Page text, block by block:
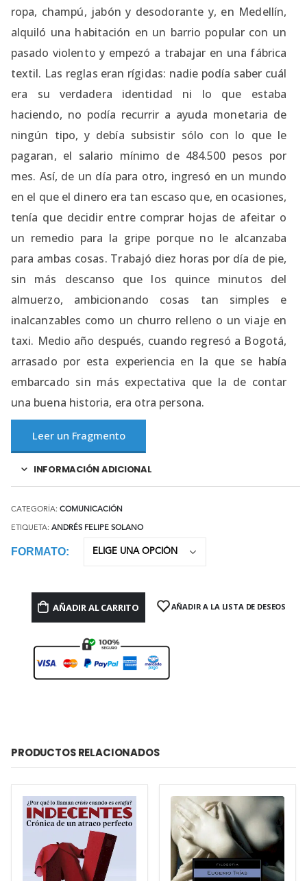
ropa, champú, jabón y desodorante y, en Medellín,
alquiló una habitación en un barrio popular con un
pasado violento y empezó a trabajar en una fábrica
textil. Las reglas eran rígidas: nadie podía saber cuál
era su verdadera identidad ni lo que estaba
haciendo, no podía recurrir a ayuda monetaria de
ningún tipo, y debía subsistir sólo con lo que le
pagaran, el salario mínimo de 484.500 pesos por
mes. Así, de un día para otro, ingresó en un mundo
en el que el dinero era tan escaso que, en ocasiones,
tenía que decidir entre comprar hojas de afeitar o
un remedio para la gripe porque no le alcanzaba
para ambas cosas. Trabajó diez horas por día de pie,
sin más descanso que los quince minutos del
almuerzo, ambicionando cosas tan simples e
inalcanzables como un churro relleno o un viaje en
taxi. Medio año después, cuando regresó a Bogotá,
arrasado por esta experiencia en la que se había
embarcado sin más expectativa que la de contar
una buena historia, era otra persona.
Leer un Fragmento
INFORMACIÓN ADICIONAL
CATEGORÍA: COMUNICACIÓN
ETIQUETA: ANDRÉS FELIPE SOLANO
FORMATO
AÑADIR AL CARRITO AÑADIR A LA LISTA DE DESEOS
PRODUCTOS RELACIONADOS